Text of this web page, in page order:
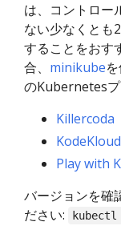
は、コントロー
ない少なくとも
することをおす
合、 minikube
のKubernetes
Killercoda
KodeKloud
Play with
バージョンを確
ださい: